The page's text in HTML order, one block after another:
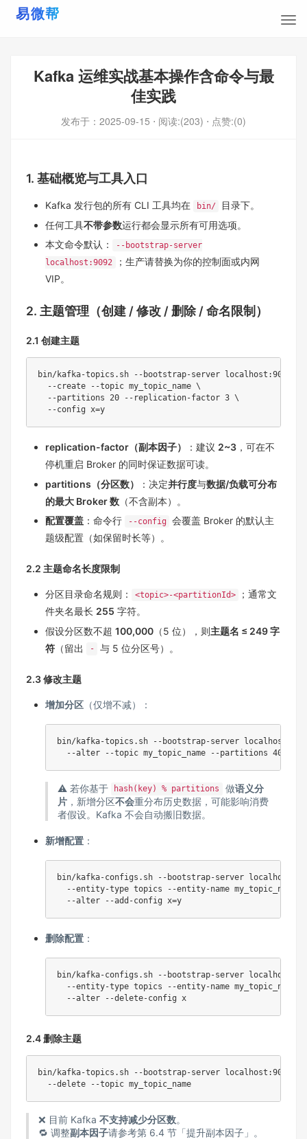
Kafka 运维实战基本操作含命令与最
佳实践
发布于： 2025-09-15 ⋅ 阅读:(203) ⋅ 点赞:(0)
1. 基础概览与工具入口
Kafka 发行包的所有 CLI 工具均在 bin/
目录下。
任何工具不带参数运行都会显示所有可用选项。
本文命令默认：
--bootstrap-server
localhost:9092
；生产请替换为你的控制面或内网
VIP。
2. 主题管理（创建 / 修改 / 删除 / 命名限制）
2.1 创建主题
bin/kafka-topics.sh --bootstrap-server localhost:9092
  --create --topic my_topic_name
\
  --partitions
20 --replication-factor 3 \
  --config
x=
replication-factor（副本因子） ：建议 2~3 ，可在不
停机重启 Broker 的同时保证数据可读。
partitions（分区数）
：决定并行度与数据/负载可分布
的最大 Broker 数 （不含副本）。
配置覆盖 ：命令行 --config
会覆盖 Broker 的默认主
题级配置（如保留时长等）。
2.2 主题命名长度限制
分区目录命名规则： <topic>-<partitionId>
；通常文
件夹名最长 255 字符。
假设分区数不超 100,000 （5 位），则主题名 ≤ 249 字
符 （留出 - 与 5 位分区号）。
2.3 修改主题
增加分区 （仅增不减）：
bin/kafka-topics.sh --bootstrap-server
  --alter --topic my_topic_name --partitions
40
⚠️ 若你基于 hash(key) % partitions 做语义分
片，新增分区不会重分布历史数据，可能影响消费
者假设。Kafka 不会自动搬旧数据。
新增配置 ：
bin/kafka-configs.sh --bootstrap-server
  --entity-type topics --entity-name my_topic_name
  --alter --add-config
x=
删除配置 ：
bin/kafka-configs.sh --bootstrap-server
  --entity-type topics --entity-name my_topic_name
2.4 删除主题
bin/kafka-topics.sh --bootstrap-server localhost:9092
❌ 目前 Kafka 不支持减少分区数。
🔁 调整副本因子请参考第 6.4 节「提升副本因子」。